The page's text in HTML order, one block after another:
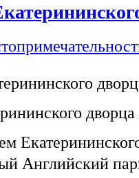
дворца
Английский